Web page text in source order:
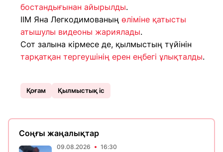
бостандығынан айырылды.
ІІМ Яна Легкодимованың өліміне қатысты
атышулы видеоны жариялады.
Сот залына кірмесе де, қылмыстың түйінін
тарқатқан тергеушінің ерен еңбегі ұлықталды.
Қоғам Қылмыстық іс
Соңғы жаңалықтар
09.08.2026 16:30